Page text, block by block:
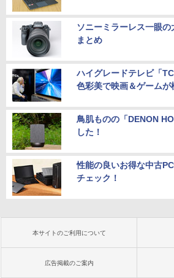
ソニーミラーレス一眼
まとめ
ハイグレードテレビ「
色彩美で映画＆ゲームが
鳥肌ものの「DENON
した！
性能の良いお得な中古
チェック！
本サイトのご利用について
広告掲載のご案内